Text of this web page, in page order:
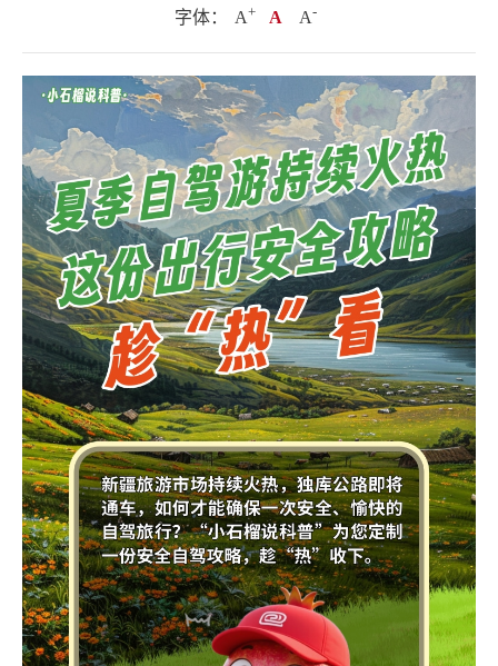
字体：
A+ A A-